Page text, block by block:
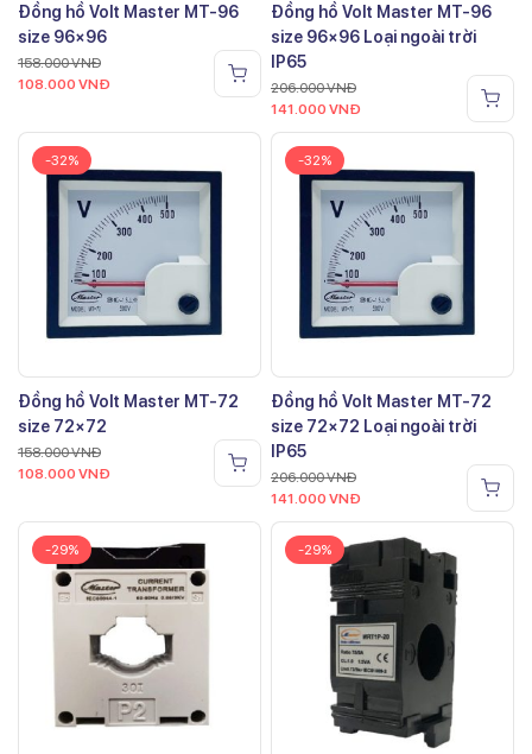
Đồng hồ Volt Master MT-96
size 96×96
158.000VNĐ
108.000 VNĐ
Đồng hồ Volt Master MT-96
size 96×96 Loại ngoài trời
IP65
206.000VNĐ
141.000 VNĐ
-32%
Đồng hồ Volt Master MT-72
size 72×72
158.000VNĐ
108.000 VNĐ
-32%
Đồng hồ Volt Master MT-72
size 72×72 Loại ngoài trời
IP65
206.000VNĐ
141.000 VNĐ
-29% -29%